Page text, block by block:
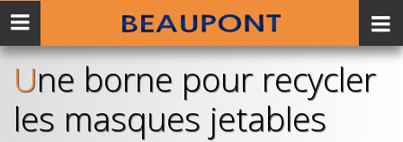
Une borne pour recycler
les masques jetables
Menu
mobile